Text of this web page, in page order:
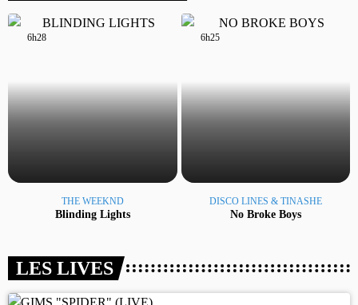
6h28
6h28
THE WEEKND
Blinding Lights
6h25
6h25
DISCO LINES & TINASHE
No Broke Boys
LES LIVES